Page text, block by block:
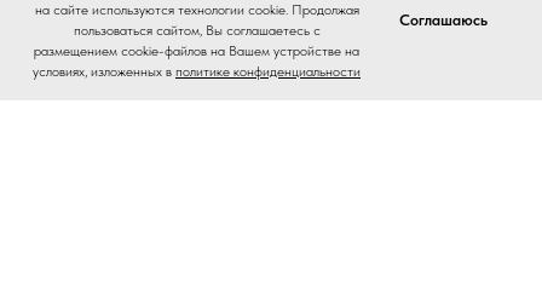
Home Catalog Journal
на сайте используются технологии cookie. Продолжая
пользоваться сайтом, Вы соглашаетесь с
размещением cookie-файлов на Вашем устройстве на
условиях, изложенных в политике конфиденциальности
Соглашаюсь